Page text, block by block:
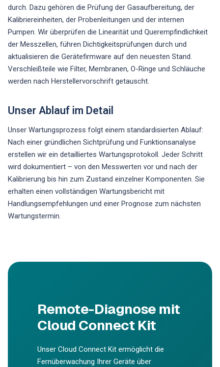
durch. Dazu gehören die Prüfung der Gasaufbereitung, der
Kalibriereinheiten, der Probenleitungen und der internen
Pumpen. Wir überprüfen die Linearität und Querempfindlichkeit
der Messzellen, führen Dichtigkeitsprüfungen durch und
aktualisieren die Gerätefirmware auf den neuesten Stand.
Verschleißteile wie Filter, Membranen, O-Ringe und Schläuche
werden nach Herstellervorschrift getauscht.
Unser Ablauf im Detail
Unser Wartungsprozess folgt einem standardisierten Ablauf:
Nach einer gründlichen Sichtprüfung und Funktionsanalyse
erstellen wir ein detailliertes Wartungsprotokoll. Jeder Schritt
wird dokumentiert – von den Messwerten vor und nach der
Kalibrierung bis hin zum Zustand einzelner Komponenten. Sie
erhalten einen vollständigen Wartungsbericht mit
Handlungsempfehlungen und einer Prognose zum nächsten
Wartungstermin.
Remote-Diagnose mit
Cloud Connect Kit
Unser Cloud Connect Kit ermöglicht die
Fernüberwachung Ihrer Geräte über